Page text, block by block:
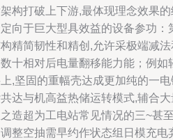
构打破上下游,最体现理念效果
向于巨大型具效益的设备参功
精简韧性和精创,允许采极端减
十相对后电量翻移能力能；例
,坚固的重幅壳达成更加纯的一
达与机高益热储运转模式,辅合
造超为工电站常见情况的三~甚
整空抽需早约作状态组日模充